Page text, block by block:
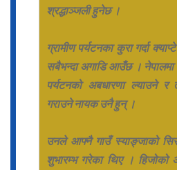
श्रद्धाञ्जली हुनेछ ।
ग्रामीण पर्यटनका कुरा गर्दा
सबैभन्दा अगाडि आउँछ । नेपालमा
पर्यटनको अबधारणा ल्याउने र
गराउने नायक उनै हुन् ।
उनले आफ्नै गाउँ स्याङ्जाको
शुभारम्भ गरेका थिए । हिजोको